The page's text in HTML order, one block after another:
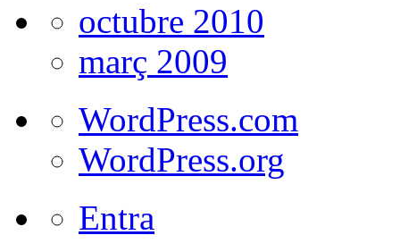
octubre 2010
març 2009
WordPress.com
WordPress.org
Entra